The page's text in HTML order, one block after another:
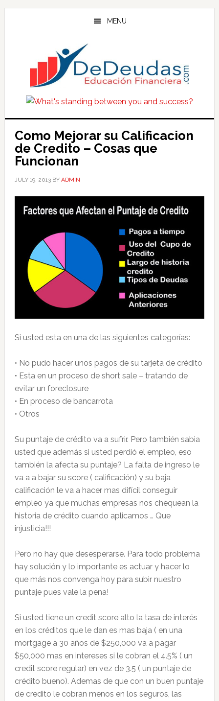
Skip
Skip
Skip
MENU
Como Mejorar su Calificacion
de Credito – Cosas que
Funcionan
JULY 19, 2013BY ADMIN
Si usted esta en una de las siguientes categorías:
• No pudo hacer unos pagos de su tarjeta de crédito
• Esta en un proceso de short sale – tratando de
evitar un foreclosure
• En proceso de bancarrota
• Otros
Su puntaje de crédito va a sufrir. Pero también sabia
usted que además si usted perdió el empleo, eso
también la afecta su puntaje? La falta de ingreso le
va a a bajar su score ( calificación) y su baja
calificación le va a hacer mas difícil conseguir
empleo ya que muchas empresas nos chequean la
historia de crédito cuando aplicamos … Que
injusticia!!!
Pero no hay que desesperarse. Para todo problema
hay solución y lo importante es actuar y hacer lo
que más nos convenga hoy para subir nuestro
puntaje pues vale la pena!
Si usted tiene un credit score alto la tasa de interés
en los créditos que le dan es mas baja ( en una
mortgage a 30 años de $250,000 va a pagar
$50,000 mas en intereses si le cobran el 4.5% ( un
credit score regular) en vez de 3.5 ( un puntaje de
crédito bueno). Ademas de que con un buen puntaje
de credito le cobran menos en los seguros, las